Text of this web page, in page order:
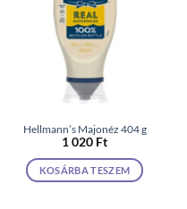
Hellmann’s Majonéz 404 g
1 020 Ft
KOSÁRBA TESZEM